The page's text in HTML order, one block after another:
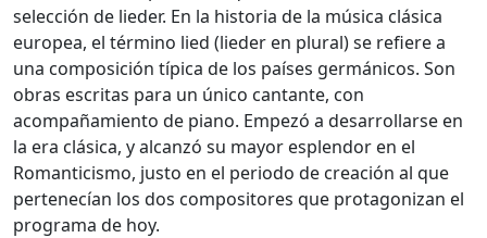
selección de lieder. En la historia de la música clásica
europea, el término lied (lieder en plural) se refiere a
una composición típica de los países germánicos. Son
obras escritas para un único cantante, con
acompañamiento de piano. Empezó a desarrollarse en
la era clásica, y alcanzó su mayor esplendor en el
Romanticismo, justo en el periodo de creación al que
pertenecían los dos compositores que protagonizan el
programa de hoy.